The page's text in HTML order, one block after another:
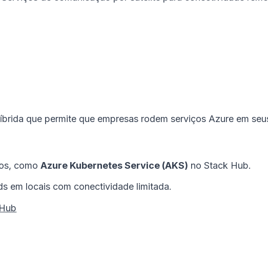
que permite que empresas rodem serviços Azure em
comoAzure Kubernetes Service (AKS) no Stack Hub.
em locais com conectividade limitada.